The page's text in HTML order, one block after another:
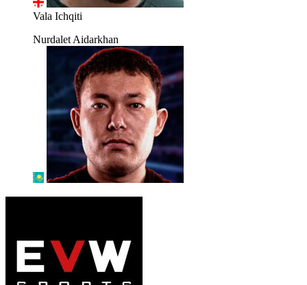
Vala Ichqiti
Nurdalet Aidarkhan